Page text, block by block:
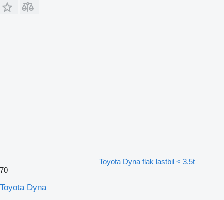
Toyota Dyna flak lastbil < 3.5t
70
Toyota Dyna